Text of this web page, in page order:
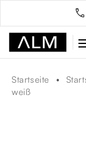
Startseite
weiß